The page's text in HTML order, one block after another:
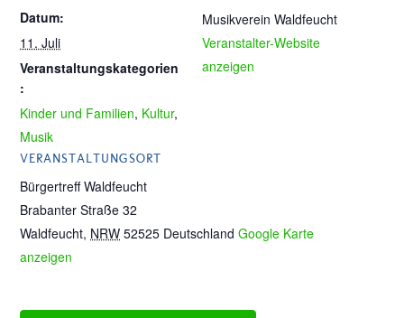
Datum:
11. Juli
Veranstaltungskategorien
:
Kinder und Familien, Kultur,
Musik
VERANSTALTUNGSORT
Bürgertreff Waldfeucht
Brabanter Straße 32
Waldfeucht, NRW 52525 Deutschland Google Karte
anzeigen
Musikverein Waldfeucht
Veranstalter-Website
anzeigen